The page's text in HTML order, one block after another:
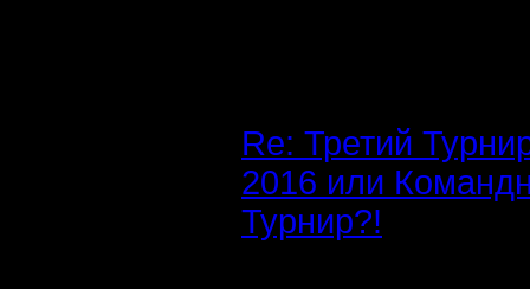
Re: Третий
2016 или
Турнир?!